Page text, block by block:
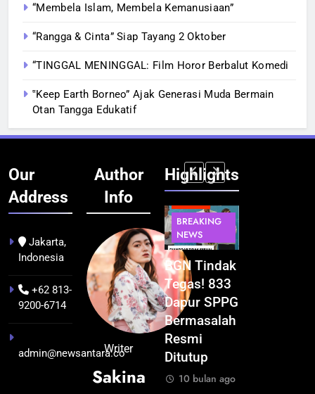
“Membela Islam, Membela Kemanusiaan”
“Rangga & Cinta” Siap Tayang 2 Oktober
“TINGGAL MENINGGAL: Film Horor Berbalut Komedi
‟Keep Earth Borneo” Ajak Generasi Muda Bermain
Otan Tangga Edukatif
Our
Address
Jakarta,
Indonesia
+62 813-
9200-6714
admin@newsantara.co
Author
Info
Writer
Sakina
Highlights
BERITA
BUDAYA
Pontianak
dalam Peta
Kolonial
Awal Abad
hingga
BERITA
NEWS
Festival
Budaya
Khatulistiwa
2026
Terselenggara
Sukses,
Pontianak
BREAKING
NEWS
BGN Tindak
Tegas! 833
Dapur SPPG
Bermasalah
Resmi
Ditutup
10 bulan ago